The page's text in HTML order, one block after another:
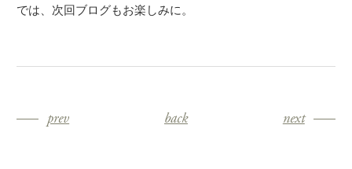
では、次回ブログもお楽しみに。
prev back next